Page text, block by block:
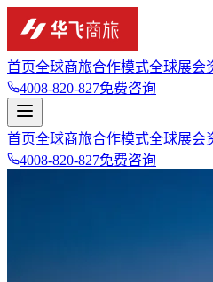
首页全球商旅合作模式全球展会
4008-820-827免费咨询
首页全球商旅合作模式全球展会
4008-820-827免费咨询